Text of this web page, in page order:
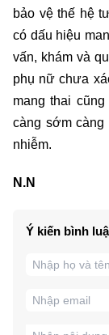
bảo vệ thế hệ
có dấu hiệu
vấn, khám và
phụ nữ chưa
mang thai
càng sớm
nhiễm.
N.N
Ý kiến bình